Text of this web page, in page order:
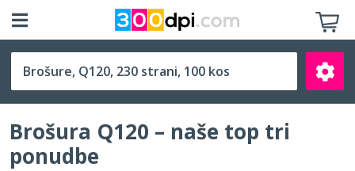
Q120 (120 x 120 mm)
Brošura Q120 – naše top tri
ponudbe